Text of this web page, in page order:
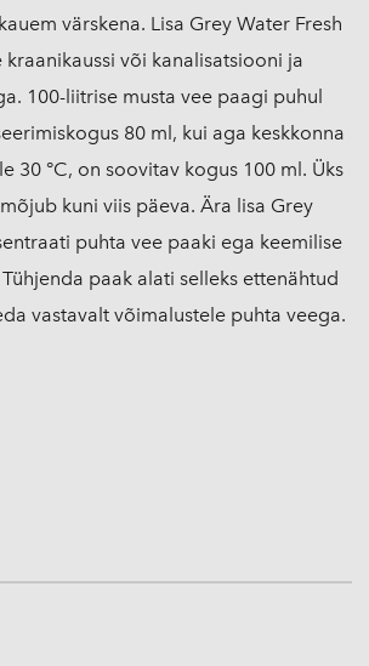
värskena. Lisa Grey Water Fresh
või kanalisatsiooni ja
100-liitrise musta vee paagi puhul
80 ml, kui aga keskkonna
30 °C, on soovitav kogus 100 ml. Üks
kuni viis päeva. Ära lisa Grey
puhta vee paaki ega keemilise
paak alati selleks ettenähtud
vastavalt võimalustele puhta veega.